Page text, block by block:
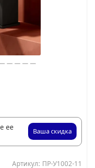
ее
Ваша скидка
Артикул: ПР-У1002-11